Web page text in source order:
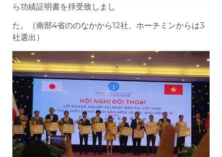
ら功績証明書を拝受致しまし
た。（南部4省ののなかから12社、ホーチミンからは3
社選出）